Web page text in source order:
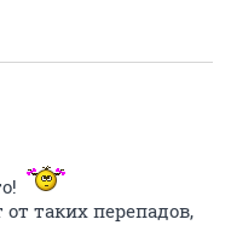
таких перепадов,